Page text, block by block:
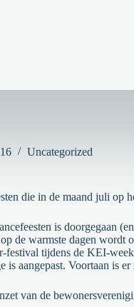
Uncategorized
die in de maand juli op
is doorgegaan
de warmste dagen wordt
festival tijdens de KEI-
aangepast. Voortaan is
van de